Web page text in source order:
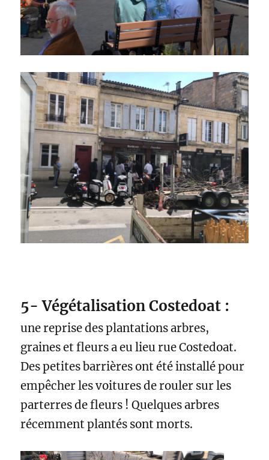
5- Végétalisation Costedoat :
une reprise des plantations arbres,
graines et fleurs a eu lieu rue Costedoat.
Des petites barrières ont été installé pour
empêcher les voitures de rouler sur les
parterres de fleurs ! Quelques arbres
récemment plantés sont morts.